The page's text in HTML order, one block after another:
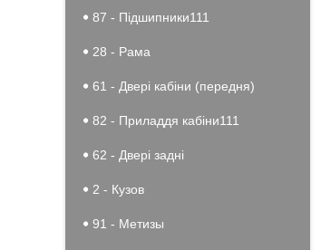
87 - Підшипники111
28 - Рама
61 - Двері кабіни (передня)
82 - Приладдя кабіни111
62 - Двері задні
2 - Кузов
91 - Метизы